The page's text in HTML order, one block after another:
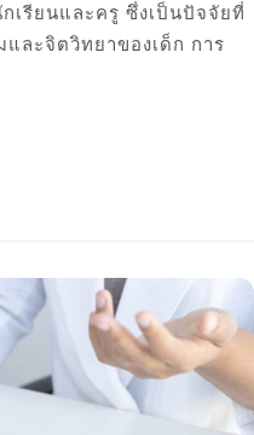
เรียนและครู ซึ่งเป็นปัจจัยที่
ละจิตวิทยาของเด็ก การ